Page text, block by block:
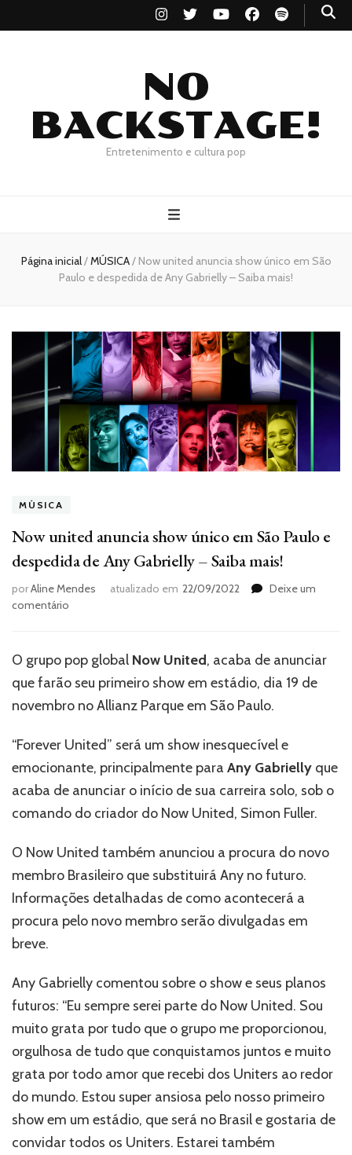
NO
BACKSTAGE!
Entretenimento e cultura pop
Página inicial/MÚSICA/ Now united anuncia show único em São
Paulo e despedida de Any Gabrielly – Saiba mais!
MÚSICA
Now united anuncia show único em São Paulo e
despedida de Any Gabrielly – Saiba mais!
porAline Mendes atualizado em 22/09/2022
Deixe um
comentário
anuncia
show
único
em
Paulo
e
despedida
de
Gabrielly
Saiba
mais!
O grupo pop global Now United, acaba de anunciar
que farão seu primeiro show em estádio, dia 19 de
novembro no Allianz Parque em São Paulo.
“Forever United” será um show inesquecível e
emocionante, principalmente para Any Gabrielly que
acaba de anunciar o início de sua carreira solo, sob o
comando do criador do Now United, Simon Fuller.
O Now United também anunciou a procura do novo
membro Brasileiro que substituirá Any no futuro.
Informações detalhadas de como acontecerá a
procura pelo novo membro serão divulgadas em
breve.
Any Gabrielly comentou sobre o show e seus planos
futuros: “Eu sempre serei parte do Now United. Sou
muito grata por tudo que o grupo me proporcionou,
orgulhosa de tudo que conquistamos juntos e muito
grata por todo amor que recebi dos Uniters ao redor
do mundo. Estou super ansiosa pelo nosso primeiro
show em um estádio, que será no Brasil e gostaria de
convidar todos os Uniters. Estarei também